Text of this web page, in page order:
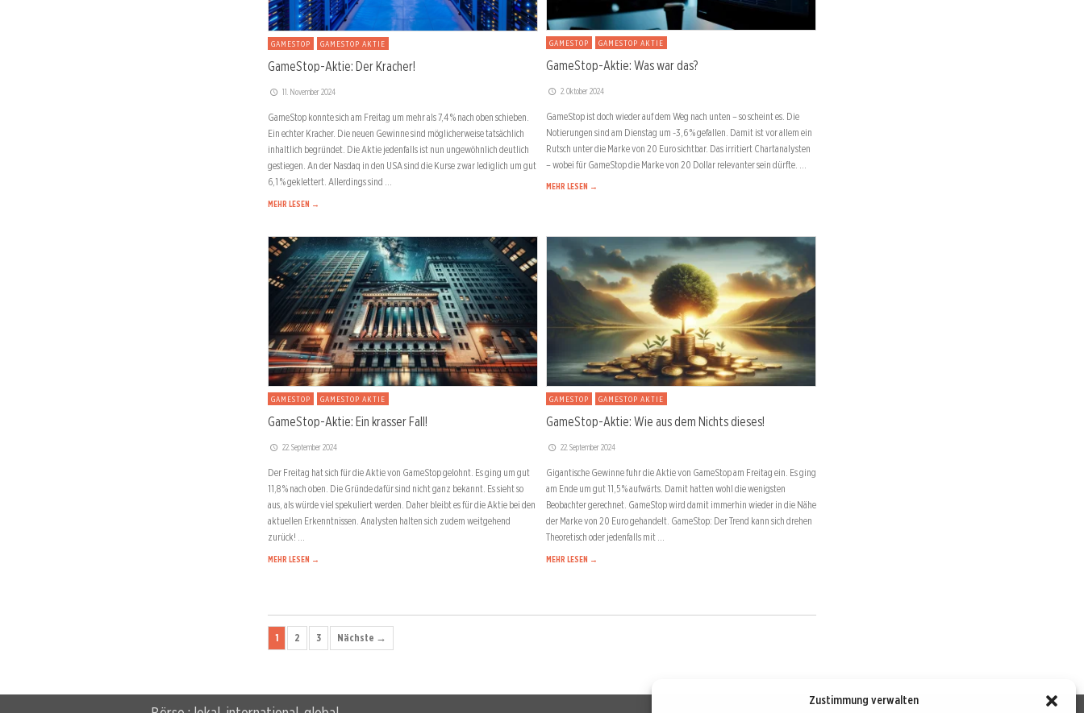
Zustimmung verwalten
GAMESTOP GAMESTOP AKTIE
GameStop-Aktie: Der Kracher!
11. November 2024
GameStop konnte sich am Freitag um mehr als 7,4 % nach oben schieben.
Ein echter Kracher. Die neuen Gewinne sind möglicherweise tatsächlich
inhaltlich begründet. Die Aktie jedenfalls ist nun ungewöhnlich deutlich
gestiegen. An der Nasdaq in den USA sind die Kurse zwar lediglich um gut
6,1 % geklettert. Allerdings sind …
MEHR LESEN →
GAMESTOP GAMESTOP AKTIE
GameStop-Aktie: Was war das?
2. Oktober 2024
GameStop ist doch wieder auf dem Weg nach unten – so scheint es. Die
Notierungen sind am Dienstag um -3,6 % gefallen. Damit ist vor allem ein
Rutsch unter die Marke von 20 Euro sichtbar. Das irritiert Chartanalysten
– wobei für GameStop die Marke von 20 Dollar relevanter sein dürfte. …
MEHR LESEN →
GAMESTOP GAMESTOP AKTIE
GameStop-Aktie: Ein krasser Fall!
22. September 2024
Der Freitag hat sich für die Aktie von GameStop gelohnt. Es ging um gut
11,8 % nach oben. Die Gründe dafür sind nicht ganz bekannt. Es sieht so
aus, als würde viel spekuliert werden. Daher bleibt es für die Aktie bei den
aktuellen Erkenntnissen. Analysten halten sich zudem weitgehend
zurück! …
MEHR LESEN →
GAMESTOP GAMESTOP AKTIE
GameStop-Aktie: Wie aus dem Nichts dieses!
22. September 2024
Gigantische Gewinne fuhr die Aktie von GameStop am Freitag ein. Es ging
am Ende um gut 11,5 % aufwärts. Damit hatten wohl die wenigsten
Beobachter gerechnet. GameStop wird damit immerhin wieder in die Nähe
der Marke von 20 Euro gehandelt. GameStop: Der Trend kann sich drehen
Theoretisch oder jedenfalls mit …
MEHR LESEN →
1 2 3 Nächste →